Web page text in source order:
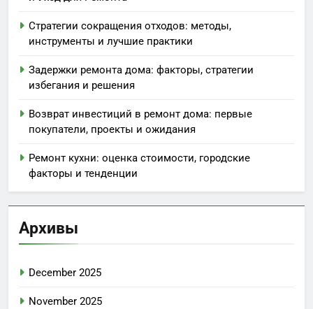
Стратегии сокращения отходов: методы,
инструменты и лучшие практики
Задержки ремонта дома: факторы, стратегии
избегания и решения
Возврат инвестиций в ремонт дома: первые
покупатели, проекты и ожидания
Ремонт кухни: оценка стоимости, городские
факторы и тенденции
Архивы
December 2025
November 2025